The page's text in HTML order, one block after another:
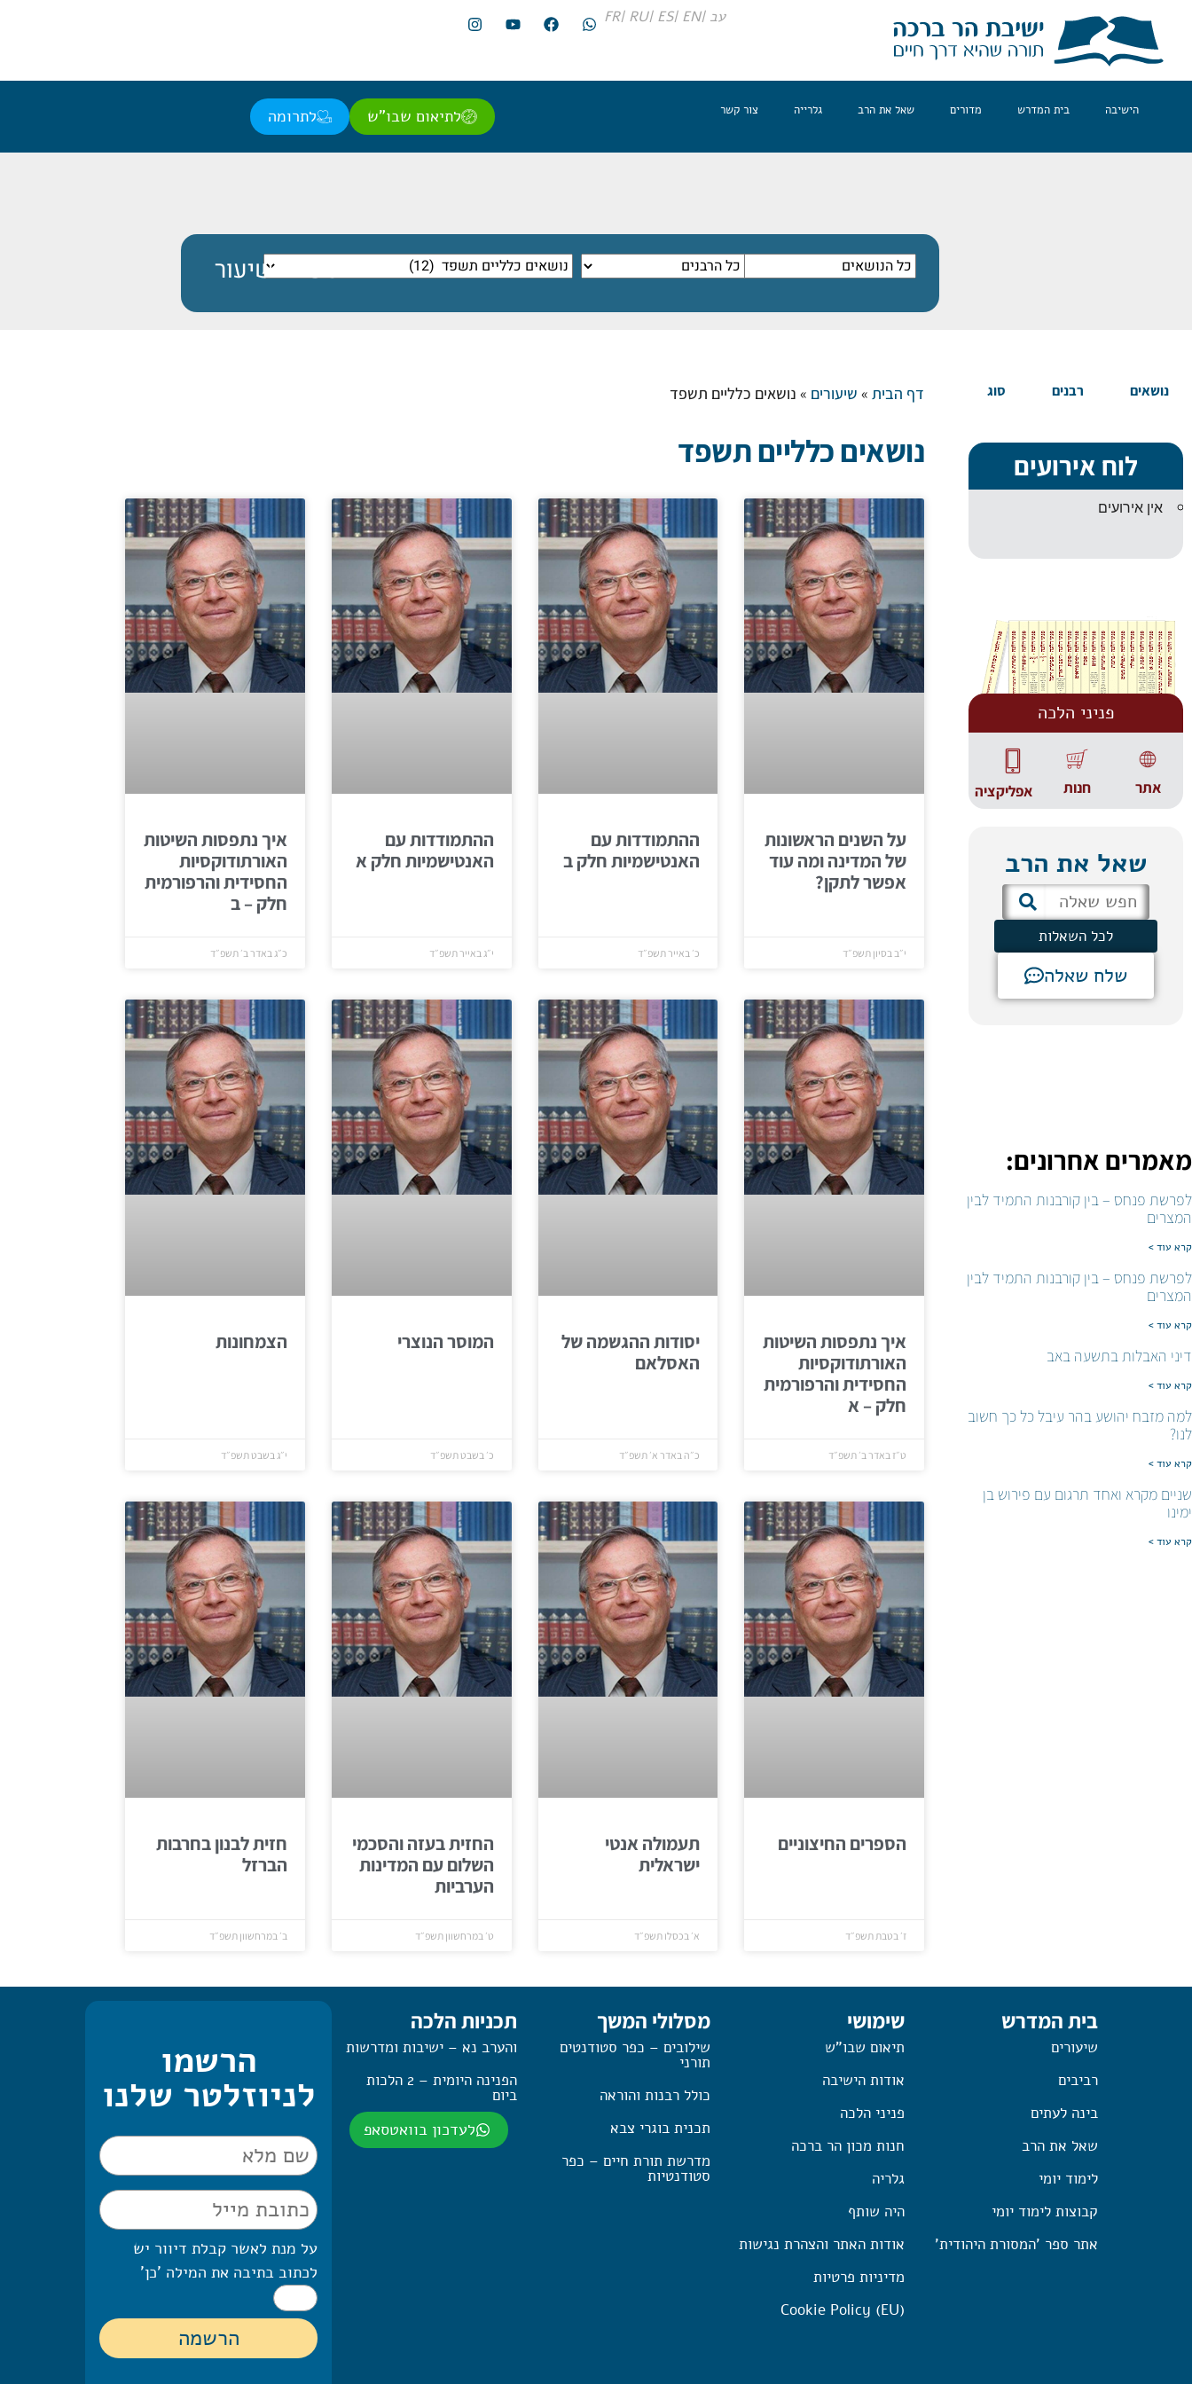
עב |EN |
ES |
RU |
FR
הישיבה בית המדרש מדורים שאל את הרב גלרייה צור קשר לתיאום שבו"ש לתרומה
נושאים רבנים סוג
לוח אירועים
אין אירועים
פניני הלכה
אתר חנות אפליקציה
שאל את הרב
לכל השאלות
שלח שאלה
מאמרים אחרונים:
לפרשת פנחס – בין קורבנות התמיד לבין
המצרים
קרא עוד >
לפרשת פנחס – בין קורבנות התמיד לבין
המצרים
קרא עוד >
דיני האבלות בתשעה באב
קרא עוד >
למה מזבח יהושע בהר עיבל כל כך חשוב
לנו?
קרא עוד >
שניים מקרא ואחד תרגום עם פירוש בן
ימינו
קרא עוד >
דף הבית» שיעורים » נושאים כלליים תשפד
נושאים כלליים תשפד
על השנים הראשונות
של המדינה ומה עוד
אפשר לתקן?
י״ב בסיון תשפ״ד
ההתמודדות עם
האנטישמיות חלק ב
כ׳ באייר תשפ״ד
ההתמודדות עם
האנטישמיות חלק א
י״ג באייר תשפ״ד
איך נתפסות השיטות
האורתודוקסיות
החסידית והרפורמית
חלק – ב
כ״ג באדר ב׳ תשפ״ד
איך נתפסות השיטות
האורתודוקסיות
החסידית והרפורמית
חלק – א
ט״ז באדר ב׳ תשפ״ד
יסודות ההגשמה של
האסלאם
כ״ה באדר א׳ תשפ״ד
המוסר הנוצרי
כ׳ בשבט תשפ״ד
הצמחונות
י״ג בשבט תשפ״ד
הספרים החיצוניים
ז׳ בטבת תשפ״ד
תעמולה אנטי
ישראלית
א׳ בכסלו תשפ״ד
החזית בעזה והסכמי
השלום עם המדינות
הערביות
ט׳ במרחשוון תשפ״ד
חזית לבנון בחרבות
הברזל
ב׳ במרחשוון תשפ״ד
בית המדרש
שיעורים
רביבים
בינה לעתים
שאל את הרב
לימוד יומי
קבוצות לימוד יומי
אתר ספר 'המסורת היהודית'
שימושי
תיאום שבו"ש
אודות הישיבה
פניני הלכה
חנות מכון הר ברכה
גלריה
היה שותף
אודות האתר והצהרת נגישות
מדיניות פרטיות
Cookie Policy (EU)
מסלולי המשך
שילובים – כפר סטודנטים
תורני
כולל רבנות והוראה
תכנית בוגרי צבא
מדרשת תורת חיים – כפר
סטודנטיות
תכניות הלכה
והערב נא – ישיבות ומדרשות
הפנינה היומית – 2 הלכות
ביום
לעדכון בוואטסאפ
הרשמו
לניוזלטר שלנו
על מנת לאשר קבלת דיוור יש
לכתוב בתיבה את המילה 'כן'